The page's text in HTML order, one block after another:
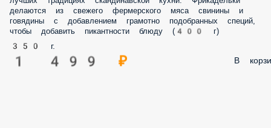
Замороженные мясные фрикадельки, приготовленные в
лучших традициях скандинавской кухни. Фрикадельки
делаются из свежего фермерского мяса свинины и
говядины с добавлением грамотно подобранных специй,
чтобы добавить пикантности блюду (400 г)
350 г.